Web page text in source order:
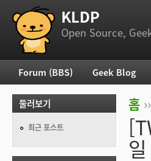
부 메뉴 KLDP
Open Source,
현재
홈 ››
주 메뉴
Forum (BBS) Geek Blog
둘러보기
최근 포스트